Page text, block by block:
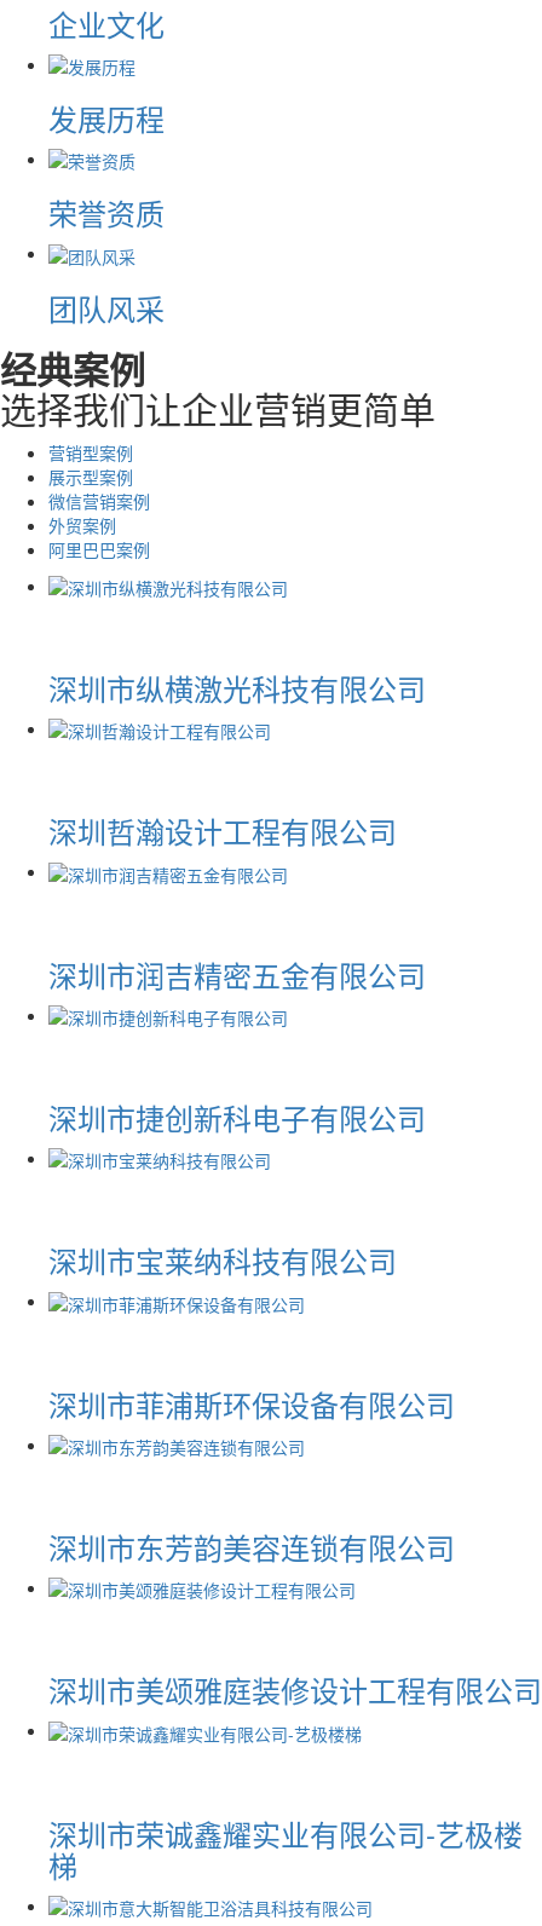
企业文化
发展历程
荣誉资质
团队风采
经典案例
选择我们让企业营销更简单
营销型案例
展示型案例
微信营销案例
外贸案例
阿里巴巴案例
深圳市纵横激光科技有限公司
深圳哲瀚设计工程有限公司
深圳市润吉精密五金有限公司
深圳市捷创新科电子有限公司
深圳市宝莱纳科技有限公司
深圳市菲浦斯环保设备有限公司
深圳市东芳韵美容连锁有限公司
深圳市美颂雅庭装修设计工程有限公司
深圳市荣诚鑫耀实业有限公司-艺极楼
梯